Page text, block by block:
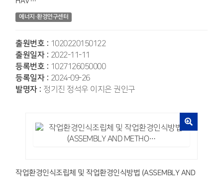
에너지·환경연구센터
출원번호 : 1020220150122
출원일자 : 2022-11-11
등록번호 : 1027126050000
등록일자 : 2024-09-26
발명자 : 정기진 정석우 이지은 권인구
작업환경인식조립체 및 작업환경인식방법 (ASSEMBLY AND